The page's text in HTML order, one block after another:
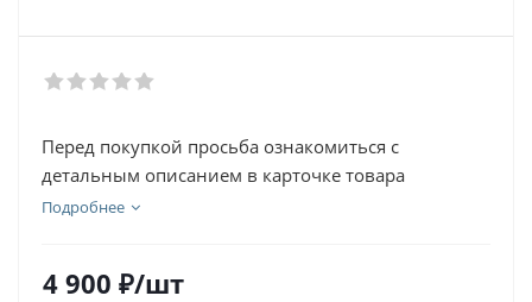
Перед покупкой просьба ознакомиться с
детальным описанием в карточке товара
Подробнее
4 900 ₽/шт